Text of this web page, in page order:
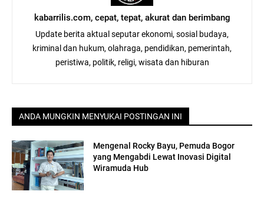
kabarrilis.com, cepat, tepat, akurat dan berimbang
Update berita aktual seputar ekonomi, sosial budaya,
kriminal dan hukum, olahraga, pendidikan, pemerintah,
peristiwa, politik, religi, wisata dan hiburan
ANDA MUNGKIN MENYUKAI POSTINGAN INI
Mengenal Rocky Bayu, Pemuda Bogor
yang Mengabdi Lewat Inovasi Digital
Wiramuda Hub